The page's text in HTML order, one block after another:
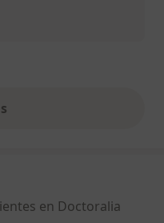
anteriores
en Doctoralia